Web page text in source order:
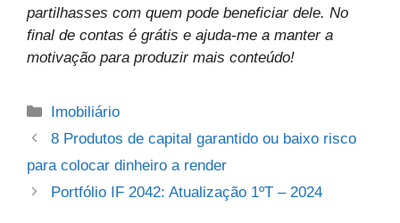
partilhasses com quem pode beneficiar dele. No
final de contas é grátis e ajuda-me a manter a
motivação para produzir mais conteúdo!
Categories
Imobiliário
8 Produtos de capital garantido ou baixo risco
para colocar dinheiro a render
Portfólio IF 2042: Atualização 1ºT – 2024